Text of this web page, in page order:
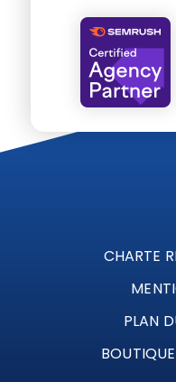
CHARTE
PLAN
BOUTIQUE